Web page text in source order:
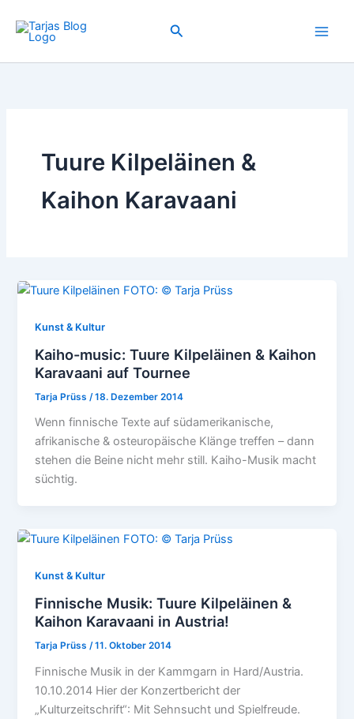
Inhalt
springen
Suchen
Tuure Kilpeläinen &
Kaihon Karavaani
Kunst & Kultur
Kaiho-music: Tuure Kilpeläinen & Kaihon
Karavaani auf Tournee
Tarja Prüss /18. Dezember 2014
Wenn finnische Texte auf südamerikanische,
afrikanische & osteuropäische Klänge treffen – dann
stehen die Beine nicht mehr still. Kaiho-Musik macht
süchtig.
Kunst & Kultur
Finnische Musik: Tuure Kilpeläinen &
Kaihon Karavaani in Austria!
Tarja Prüss/11. Oktober 2014
Finnische Musik in der Kammgarn in Hard/Austria.
10.10.2014 Hier der Konzertbericht der
„Kulturzeitschrift“: Mit Sehnsucht und Spielfreude.